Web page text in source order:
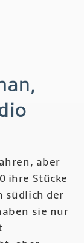
aber
ihre Stücke
südlich der
sie nur